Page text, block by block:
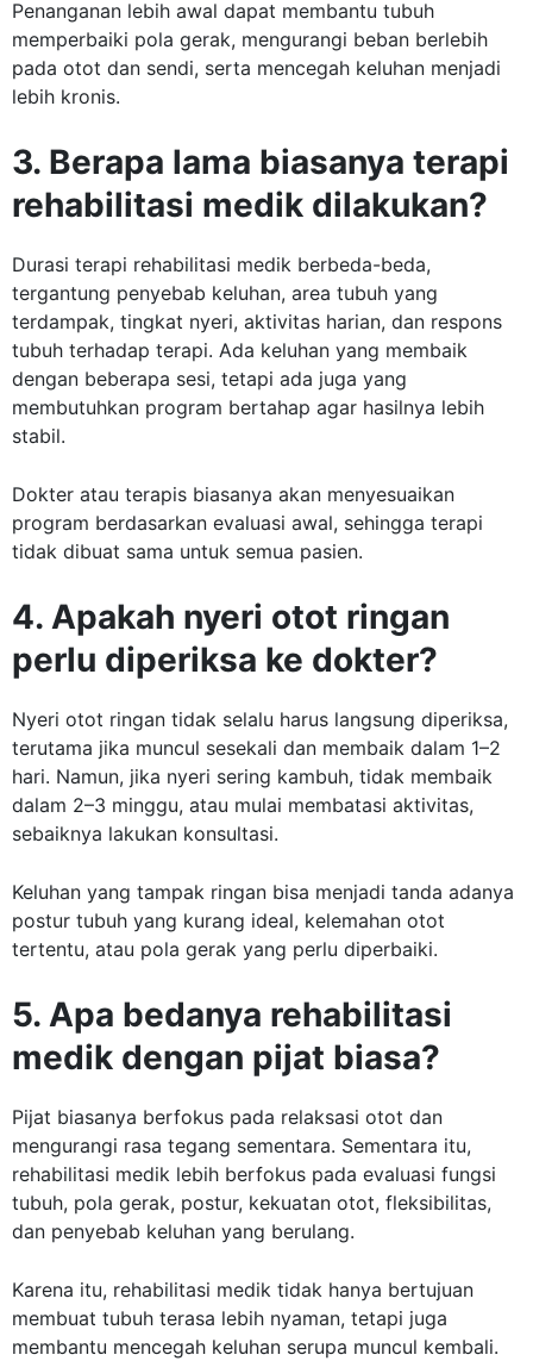
Penanganan lebih awal dapat membantu tubuh
memperbaiki pola gerak, mengurangi beban berlebih
pada otot dan sendi, serta mencegah keluhan menjadi
lebih kronis.
3. Berapa lama biasanya terapi
rehabilitasi medik dilakukan?
Durasi terapi rehabilitasi medik berbeda-beda,
tergantung penyebab keluhan, area tubuh yang
terdampak, tingkat nyeri, aktivitas harian, dan respons
tubuh terhadap terapi. Ada keluhan yang membaik
dengan beberapa sesi, tetapi ada juga yang
membutuhkan program bertahap agar hasilnya lebih
stabil.
Dokter atau terapis biasanya akan menyesuaikan
program berdasarkan evaluasi awal, sehingga terapi
tidak dibuat sama untuk semua pasien.
4. Apakah nyeri otot ringan
perlu diperiksa ke dokter?
Nyeri otot ringan tidak selalu harus langsung diperiksa,
terutama jika muncul sesekali dan membaik dalam 1–2
hari. Namun, jika nyeri sering kambuh, tidak membaik
dalam 2–3 minggu, atau mulai membatasi aktivitas,
sebaiknya lakukan konsultasi.
Keluhan yang tampak ringan bisa menjadi tanda adanya
postur tubuh yang kurang ideal, kelemahan otot
tertentu, atau pola gerak yang perlu diperbaiki.
5. Apa bedanya rehabilitasi
medik dengan pijat biasa?
Pijat biasanya berfokus pada relaksasi otot dan
mengurangi rasa tegang sementara. Sementara itu,
rehabilitasi medik lebih berfokus pada evaluasi fungsi
tubuh, pola gerak, postur, kekuatan otot, fleksibilitas,
dan penyebab keluhan yang berulang.
Karena itu, rehabilitasi medik tidak hanya bertujuan
membuat tubuh terasa lebih nyaman, tetapi juga
membantu mencegah keluhan serupa muncul kembali.